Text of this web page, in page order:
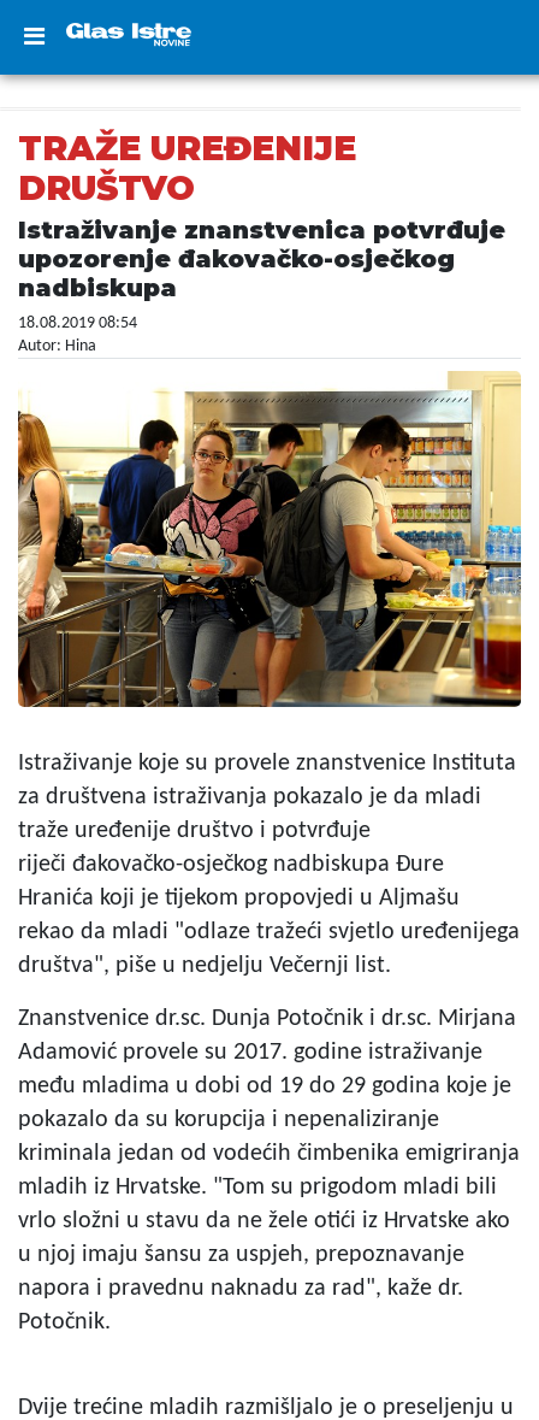
TRAŽE UREĐENIJE
DRUŠTVO
Istraživanje znanstvenica potvrđuje
upozorenje đakovačko-osječkog
nadbiskupa
18.08.2019 08:54
Autor: Hina
Istraživanje koje su provele znanstvenice Instituta
za društvena istraživanja pokazalo je da mladi
traže uređenije društvo i potvrđuje
riječi đakovačko-osječkog nadbiskupa Đure
Hranića koji je tijekom propovjedi u Aljmašu
rekao da mladi "odlaze tražeći svjetlo uređenijega
društva", piše u nedjelju Večernji list.
Znanstvenice dr.sc. Dunja Potočnik i dr.sc. Mirjana
Adamović provele su 2017. godine istraživanje
među mladima u dobi od 19 do 29 godina koje je
pokazalo da su korupcija i nepenaliziranje
kriminala jedan od vodećih čimbenika emigriranja
mladih iz Hrvatske. "Tom su prigodom mladi bili
vrlo složni u stavu da ne žele otići iz Hrvatske ako
u njoj imaju šansu za uspjeh, prepoznavanje
napora i pravednu naknadu za rad", kaže dr.
Potočnik.
Dvije trećine mladih razmišljalo je o preseljenju u